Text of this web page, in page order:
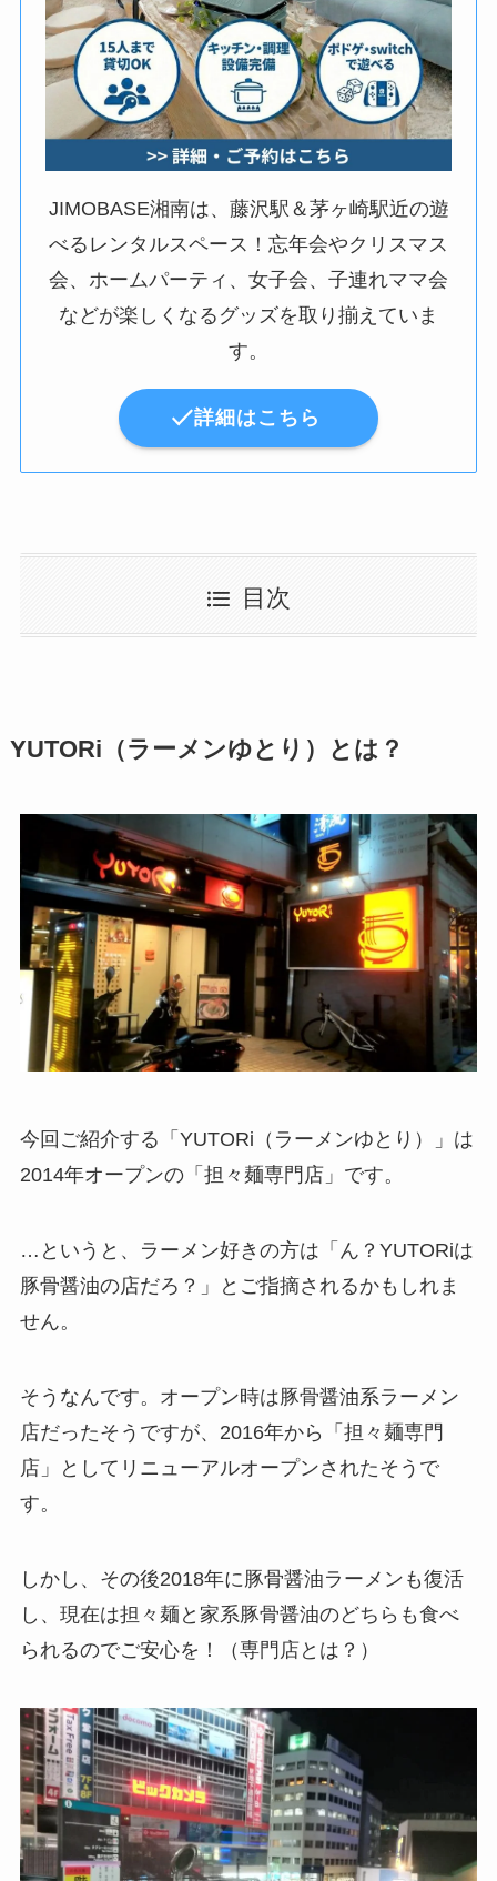
JIMOBASE湘南は、藤沢駅＆茅ヶ崎駅近の遊
べるレンタルスペース！忘年会やクリスマス
会、ホームパーティ、女子会、子連れママ会
などが楽しくなるグッズを取り揃えていま
す。
詳細はこちら
目次
YUTORi（ラーメンゆとり）とは？
今回ご紹介する「YUTORi（ラーメンゆとり）」は
2014年オープンの「担々麺専門店」です。
…というと、ラーメン好きの方は「ん？YUTORiは
豚骨醤油の店だろ？」とご指摘されるかもしれま
せん。
そうなんです。オープン時は豚骨醤油系ラーメン
店だったそうですが、2016年から「担々麺専門
店」としてリニューアルオープンされたそうで
す。
しかし、その後2018年に豚骨醤油ラーメンも復活
し、現在は担々麺と家系豚骨醤油のどちらも食べ
られるのでご安心を！（専門店とは？）